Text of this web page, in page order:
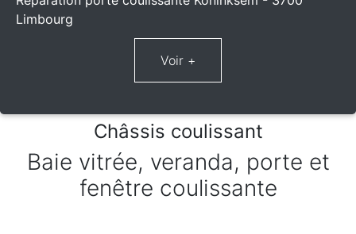
Limbourg
Châssis coulissant
Baie vitrée, veranda, porte et
fenêtre coulissante